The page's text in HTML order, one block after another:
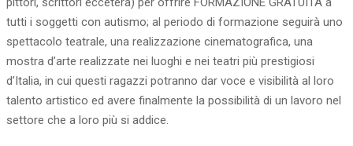
tutti i soggetti con autismo; al periodo di formazione seguirà uno
spettacolo teatrale, una realizzazione cinematografica, una
mostra d’arte realizzate nei luoghi e nei teatri più prestigiosi
d’Italia, in cui questi ragazzi potranno dar voce e visibilità al loro
talento artistico ed avere finalmente la possibilità di un lavoro nel
settore che a loro più si addice.